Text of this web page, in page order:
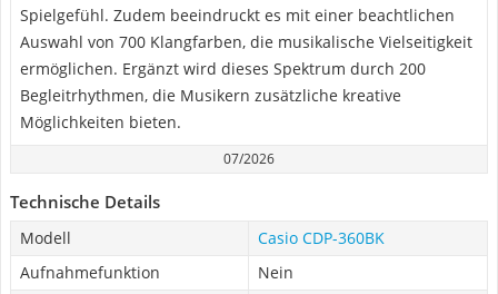
Spielgefühl. Zudem beeindruckt es mit einer beachtlichen
Auswahl von 700 Klangfarben, die musikalische Vielseitigkeit
ermöglichen. Ergänzt wird dieses Spektrum durch 200
Begleitrhythmen, die Musikern zusätzliche kreative
Möglichkeiten bieten.
07/2026
Technische Details
Modell
Casio CDP-360BK
Aufnahmefunktion
Nein